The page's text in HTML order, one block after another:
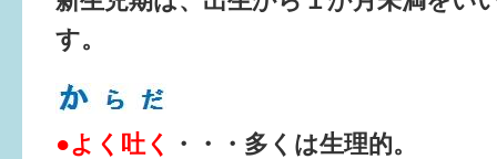
す。
●よく吐く
・・・多くは生理的。
子育てカレンダー
妊娠
出産〜3か月